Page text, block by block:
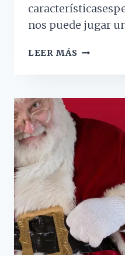
nos puede jugar
LEER MÁS CUANDO